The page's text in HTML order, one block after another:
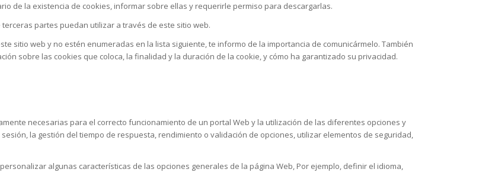
de la existencia de cookies, informar sobre ellas y requerirle permiso para descargarlas.
partes puedan utilizar a través de este sitio web.
sitio web y no estén enumeradas en la lista siguiente, te informo de la importancia de comunicármelo. También
sobre las cookies que coloca, la finalidad y la duración de la cookie, y cómo ha garantizado su privacidad.
necesarias para el correcto funcionamiento de un portal Web y la utilización de las diferentes opciones y
la gestión del tiempo de respuesta, rendimiento o validación de opciones, utilizar elementos de seguridad,
algunas características de las opciones generales de la página Web, Por ejemplo, definir el idioma,